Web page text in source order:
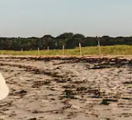
teclado ou tocando e